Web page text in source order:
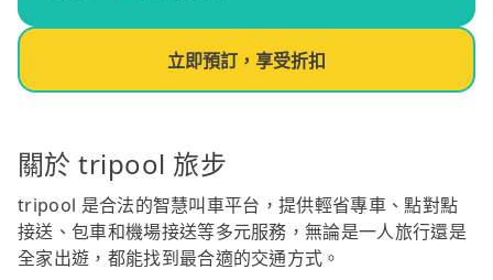
立即預訂，享受折扣
關於 tripool 旅步
tripool 是合法的智慧叫車平台，提供輕省專車、點對點
接送、包車和機場接送等多元服務，無論是一人旅行還是
全家出遊，都能找到最合適的交通方式。